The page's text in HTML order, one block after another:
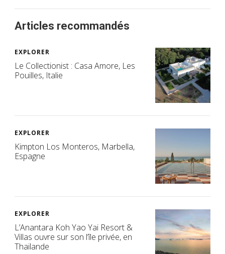
Articles recommandés
EXPLORER
Le Collectionist : Casa Amore, Les
Pouilles, Italie
EXPLORER
Kimpton Los Monteros, Marbella,
Espagne
EXPLORER
L’Anantara Koh Yao Yai Resort &
Villas ouvre sur son l’île privée, en
Thaïlande